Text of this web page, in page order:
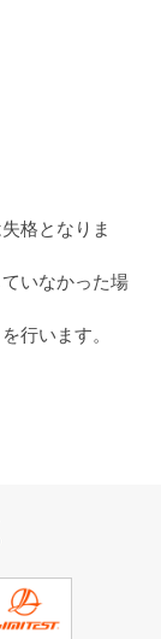
格となりま
いなかった場
行います。